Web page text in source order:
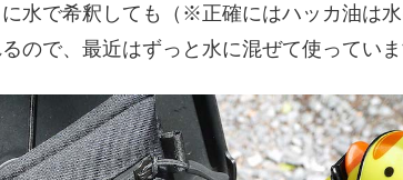
水で希釈しても（※正確にはハッカ油は
ので、最近はずっと水に混ぜて使っていま